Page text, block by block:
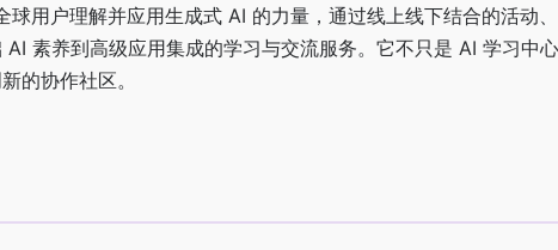
用户理解并应用生成式 AI 的力量，通过线上线下结合的活动
素养到高级应用集成的学习与交流服务。它不只是 AI 学习中
的协作社区。